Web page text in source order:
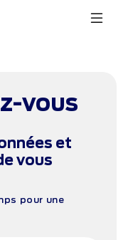
vous
et
vous
pour une